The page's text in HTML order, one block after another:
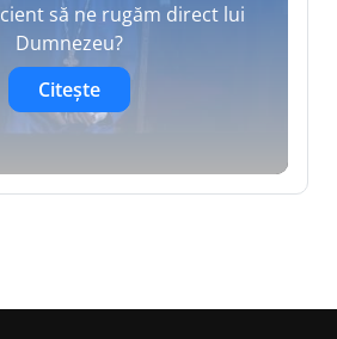
să ne rugăm direct lui
Dumnezeu?
Citește